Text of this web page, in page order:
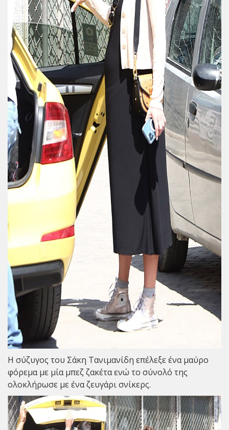
Η σύζυγος του Σάκη Τανιμανίδη επέλεξε ένα μαύρο
φόρεμα με μία μπεζ ζακέτα ενώ το σύνολό της
ολοκλήρωσε με ένα ζευγάρι σνίκερς.